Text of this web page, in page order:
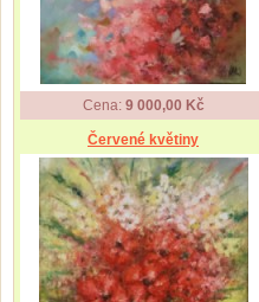
Cena: 9 000,00 Kč
Červené květiny